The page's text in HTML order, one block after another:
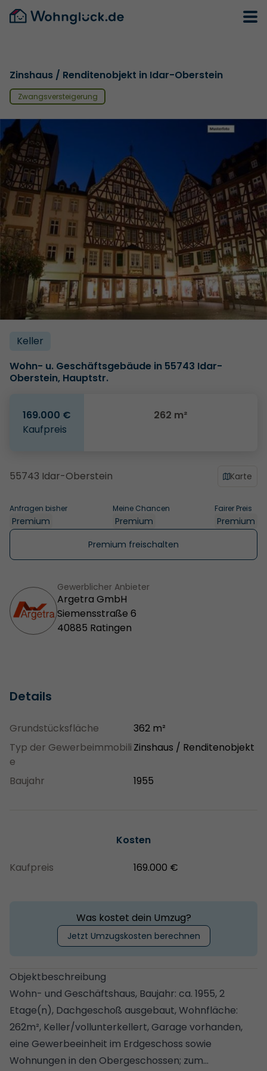
Zinshaus / Renditenobjekt in Idar-Oberstein
Zwangsversteigerung
Keller
Wohn- u. Geschäftsgebäude in 55743 Idar-
Oberstein, Hauptstr.
Anfragen bisher
Premium
Meine Chancen
Premium
Fairer Preis
Premium
Premium freischalten
169.000 €
Kaufpreis
262 m²
55743 Idar-Oberstein Karte
Gewerblicher Anbieter
Argetra GmbH
Siemensstraße 6
40885 Ratingen
Details
Grundstücksfläche
362 m²
Typ der Gewerbeimmobili
e
Zinshaus / Renditenobjekt
Baujahr 1955
Kosten
Kaufpreis
169.000 €
Was kostet dein Umzug?
Jetzt Umzugskosten berechnen
Objektbeschreibung
Wohn- und Geschäftshaus, Baujahr: ca. 1955, 2
Etage(n), Dachgeschoß ausgebaut, Wohnfläche:
262m², Keller/vollunterkellert, Garage vorhanden,
eine Gewerbeeinheit im Erdgeschoss sowie
Wohnungen in den Obergeschossen; zum